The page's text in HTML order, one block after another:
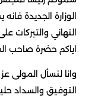
الوزارة الجديدة
التهاني والتبركات
اياكم حضرة صاحب
وانا لنسأل
التوفيق والسداد